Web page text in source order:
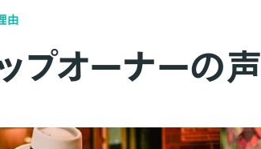
由
プオーナーの声